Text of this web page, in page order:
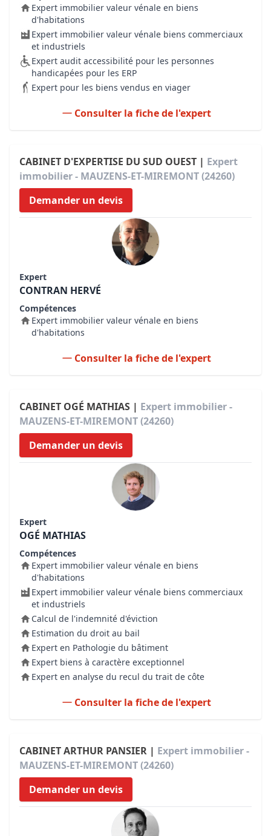
Expert immobilier valeur vénale en biens
d'habitations
Expert immobilier valeur vénale biens commerciaux
et industriels
Expert audit accessibilité pour les personnes
handicapées pour les ERP
Expert pour les biens vendus en viager
Consulter la fiche de l'expert
CABINET D'EXPERTISE DU SUD OUEST | Expert
immobilier - MAUZENS-ET-MIREMONT (24260)
Demander un devis
Expert
CONTRAN HERVÉ
Compétences
Expert immobilier valeur vénale en biens
d'habitations
Consulter la fiche de l'expert
CABINET OGÉ MATHIAS | Expert immobilier -
MAUZENS-ET-MIREMONT (24260)
Demander un devis
Expert
OGÉ MATHIAS
Compétences
Expert immobilier valeur vénale en biens
d'habitations
Expert immobilier valeur vénale biens commerciaux
et industriels
Calcul de l'indemnité d'éviction
Estimation du droit au bail
Expert en Pathologie du bâtiment
Expert biens à caractère exceptionnel
Expert en analyse du recul du trait de côte
Consulter la fiche de l'expert
CABINET ARTHUR PANSIER | Expert immobilier -
MAUZENS-ET-MIREMONT (24260)
Demander un devis